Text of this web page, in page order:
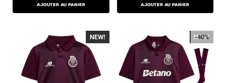
AJOUTER AU PANIER AJOUTER AU PANIER
-40%
NEW! NEW!
-40%